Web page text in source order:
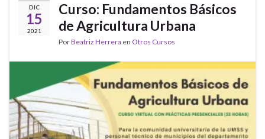
DIC
15
2021
Curso: Fundamentos Básicos
de Agricultura Urbana
PorBeatriz Herrera en Otros Cursos